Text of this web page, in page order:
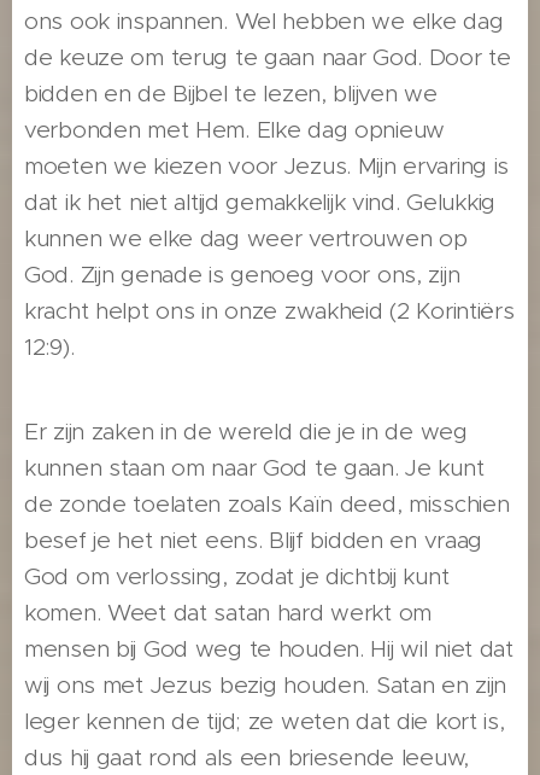
ons ook inspannen. Wel hebben we elke dag
de keuze om terug te gaan naar God. Door te
bidden en de Bijbel te lezen, blijven we
verbonden met Hem. Elke dag opnieuw
moeten we kiezen voor Jezus. Mijn ervaring is
dat ik het niet altijd gemakkelijk vind. Gelukkig
kunnen we elke dag weer vertrouwen op
God. Zijn genade is genoeg voor ons, zijn
kracht helpt ons in onze zwakheid (2 Korintiërs
12:9).
Er zijn zaken in de wereld die je in de weg
kunnen staan om naar God te gaan. Je kunt
de zonde toelaten zoals Kaïn deed, misschien
besef je het niet eens. Blijf bidden en vraag
God om verlossing, zodat je dichtbij kunt
komen. Weet dat satan hard werkt om
mensen bij God weg te houden. Hij wil niet dat
wij ons met Jezus bezig houden. Satan en zijn
leger kennen de tijd; ze weten dat die kort is,
dus hij gaat rond als een briesende leeuw,